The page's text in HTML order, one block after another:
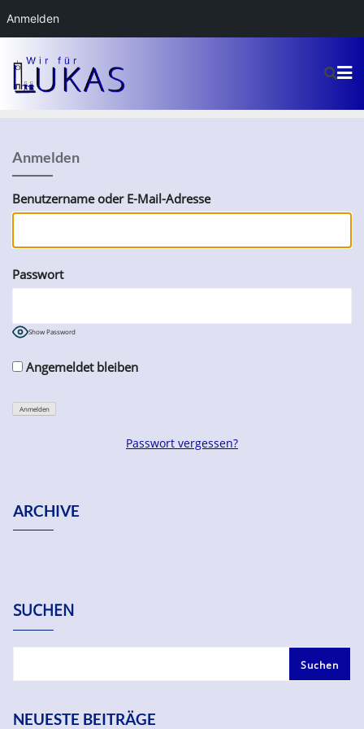
Anmelden
Anmelden
Benutzername oder E-Mail-Adresse
Passwort
Show Password
Angemeldet bleiben
Passwort vergessen?
ARCHIVE
SUCHEN
Suchen
NEUESTE BEITRÄGE